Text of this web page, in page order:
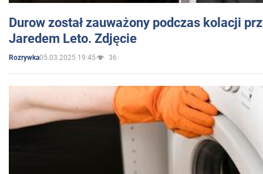
Durow został zauważony podczas kolacji
Jaredem Leto. Zdjęcie
Rozrywka05.03.2025 19:45 36